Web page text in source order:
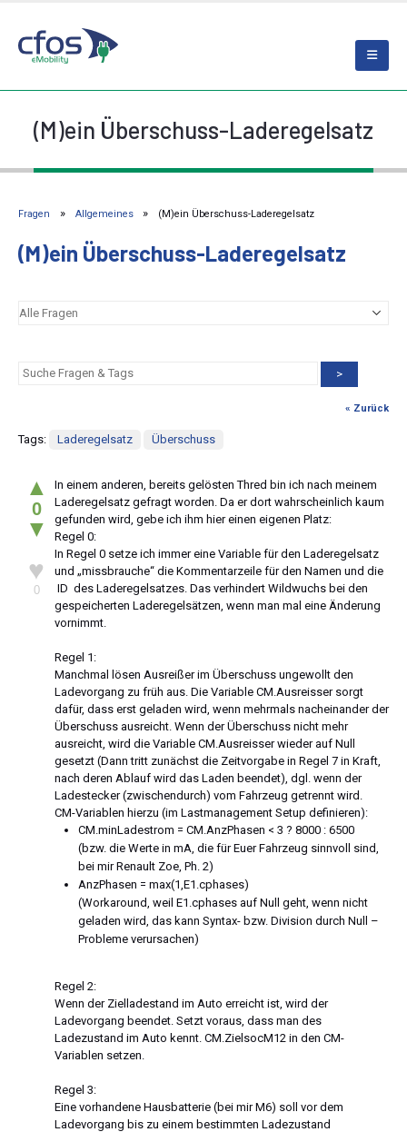
(M)ein Überschuss-Laderegelsatz
Fragen Allgemeines (M)ein Überschuss-Laderegelsatz
(M)ein Überschuss-Laderegelsatz
>
« Zurück
Tags: Laderegelsatz Überschuss
▲
0
▼
♥
0
In einem anderen, bereits gelösten Thred bin ich nach meinem
Laderegelsatz gefragt worden. Da er dort wahrscheinlich kaum
gefunden wird, gebe ich ihm hier einen eigenen Platz:
Regel 0:
In Regel 0 setze ich immer eine Variable für den Laderegelsatz
und „missbrauche“ die Kommentarzeile für den Namen und die
ID des Laderegelsatzes. Das verhindert Wildwuchs bei den
gespeicherten Laderegelsätzen, wenn man mal eine Änderung
vornimmt.
Regel 1:
Manchmal lösen Ausreißer im Überschuss ungewollt den
Ladevorgang zu früh aus. Die Variable CM.Ausreisser sorgt
dafür, dass erst geladen wird, wenn mehrmals nacheinander der
Überschuss ausreicht. Wenn der Überschuss nicht mehr
ausreicht, wird die Variable CM.Ausreisser wieder auf Null
gesetzt (Dann tritt zunächst die Zeitvorgabe in Regel 7 in Kraft,
nach deren Ablauf wird das Laden beendet), dgl. wenn der
Ladestecker (zwischendurch) vom Fahrzeug getrennt wird.
CM-Variablen hierzu (im Lastmanagement Setup definieren):
CM.minLadestrom = CM.AnzPhasen < 3 ? 8000 : 6500
(bzw. die Werte in mA, die für Euer Fahrzeug sinnvoll sind,
bei mir Renault Zoe, Ph. 2)
AnzPhasen = max(1,E1.cphases)
(Workaround, weil E1.cphases auf Null geht, wenn nicht
geladen wird, das kann Syntax- bzw. Division durch Null –
Probleme verursachen)
Regel 2:
Wenn der Zielladestand im Auto erreicht ist, wird der
Ladevorgang beendet. Setzt voraus, dass man des
Ladezustand im Auto kennt. CM.ZielsocM12 in den CM-
Variablen setzen.
Regel 3:
Eine vorhandene Hausbatterie (bei mir M6) soll vor dem
Ladevorgang bis zu einem bestimmten Ladezustand